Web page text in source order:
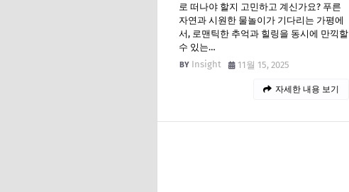
로 떠나야 할지 고민하고 계신가요? 푸른
자연과 시원한 물놀이가 기다리는 가평에
서, 로맨틱한 추억과 힐링을 동시에 만끽할
수 있는…
Insight
11월 15, 2025
자세한 내용 보기